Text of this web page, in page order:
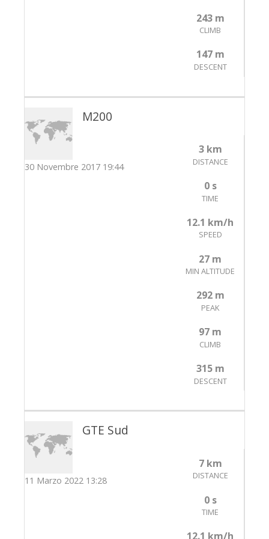
CLIMB
243 m
DESCENT
147 m
M200
DISTANCE
3 km
TIME
0 s
SPEED
12.1 km/h
MIN ALTITUDE
27 m
PEAK
292 m
CLIMB
97 m
DESCENT
315 m
30 Novembre 2017 19:44
GTE Sud
DISTANCE
7 km
TIME
0 s
12.1 km/h
11 Marzo 2022 13:28